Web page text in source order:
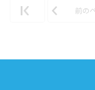
前の